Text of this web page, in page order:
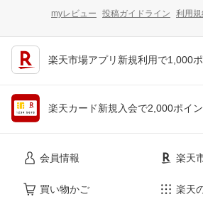
myレビュー 投稿ガイドライン 利用規
楽天市場アプリ新規利用で1,000
楽天カード新規入会で2,000ポイン
会員情報
買い物かご
楽天
楽天